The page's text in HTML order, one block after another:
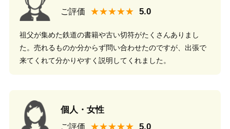
ご評価 ★★★★★
祖父が集めた鉄道の書籍や古い切符がたくさんありまし
た。売れるものか分からず問い合わせたのですが、出張で
来てくれて分かりやすく説明してくれました。
個人・女性
ご評価 ★★★★★